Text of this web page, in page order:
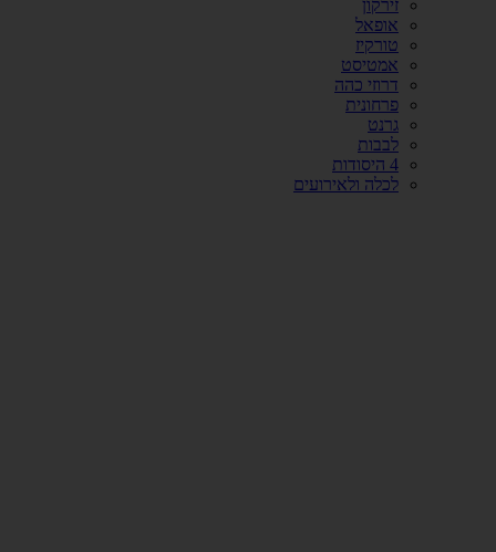
זירקון
אופאל
טורקיז
אמטיסט
דרוזי כהה
פרחונית
גרנט
לבבות
4 היסודות
לכלה ולאירועים